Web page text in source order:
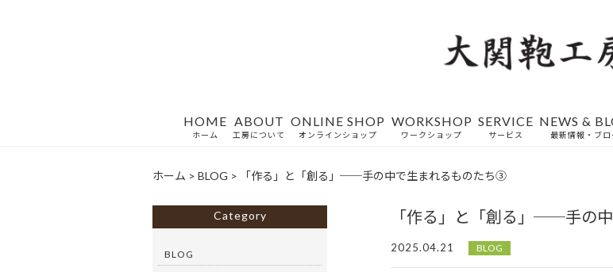
HOME
ホーム
ABOUT
工房について
ONLINE SHOP
オンラインショップ
WORKSHOP
ワークショップ
SERVICE
サービス
NEWS &
最新情報・ブロ
ホーム > BLOG > 「作る」と「創る」──手の中で生まれるものたち③
「作る」と「創る」──手の
2025.04.21 BLOG
Category
BLOG